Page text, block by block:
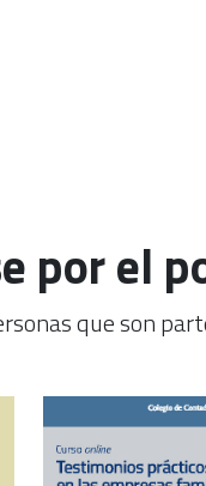
por el
que son